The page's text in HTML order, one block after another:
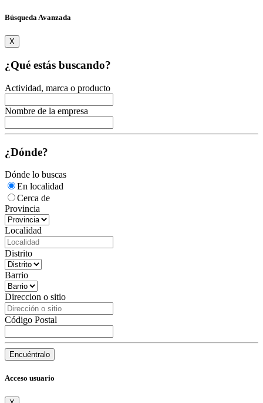
Búsqueda Avanzada
X
¿Qué estás buscando?
Actividad, marca o producto
Nombre de la empresa
¿Dónde?
Dónde lo buscas
En localidad
Cerca de
Provincia
Localidad
Distrito
Barrio
Direccion o sitio
Código Postal
Encuéntralo
Acceso usuario